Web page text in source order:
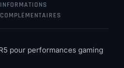
INFORMATIONS
COMPLÉMENTAIRES
pour performances gaming